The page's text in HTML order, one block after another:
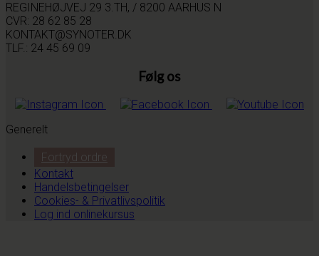
REGINEHØJVEJ 29 3.TH, / 8200 AARHUS N
CVR: 28 62 85 28
KONTAKT@SYNOTER.DK
TLF.: 24 45 69 09
Følg os
Generelt
Fortryd ordre
Kontakt
Handelsbetingelser
Cookies- & Privatlivspolitik
Log ind onlinekursus